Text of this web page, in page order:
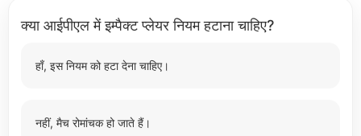
क्या आईपीएल में इम्पैक्ट प्लेयर नियम हटाना चाहिए?
हाँ, इस नियम को हटा देना चाहिए।
नहीं, मैच रोमांचक हो जाते हैं।